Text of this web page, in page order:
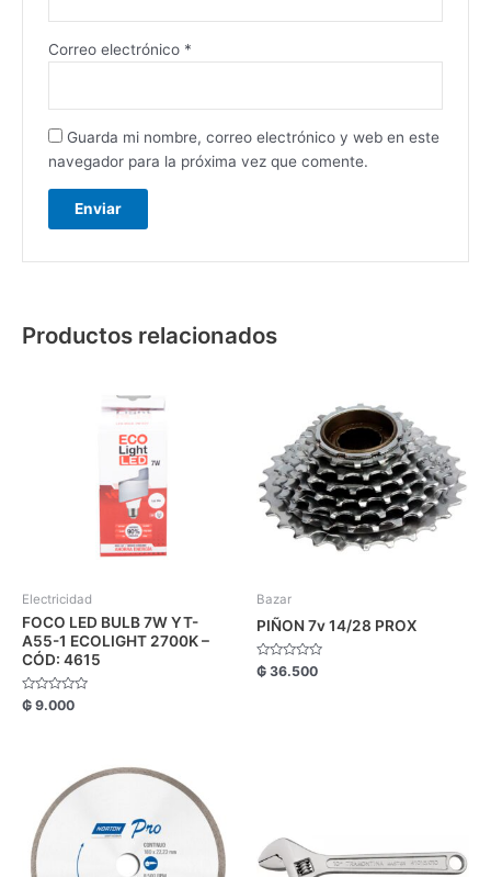
Correo electrónico *
Guarda mi nombre, correo electrónico y web en este
navegador para la próxima vez que comente.
Productos relacionados
Electricidad
FOCO LED BULB 7W YT-
A55-1 ECOLIGHT 2700K –
CÓD: 4615
Valorado
con
₲ 9.000
Bazar
PIÑON 7v 14/28 PROX
Valorado
con
₲ 36.500